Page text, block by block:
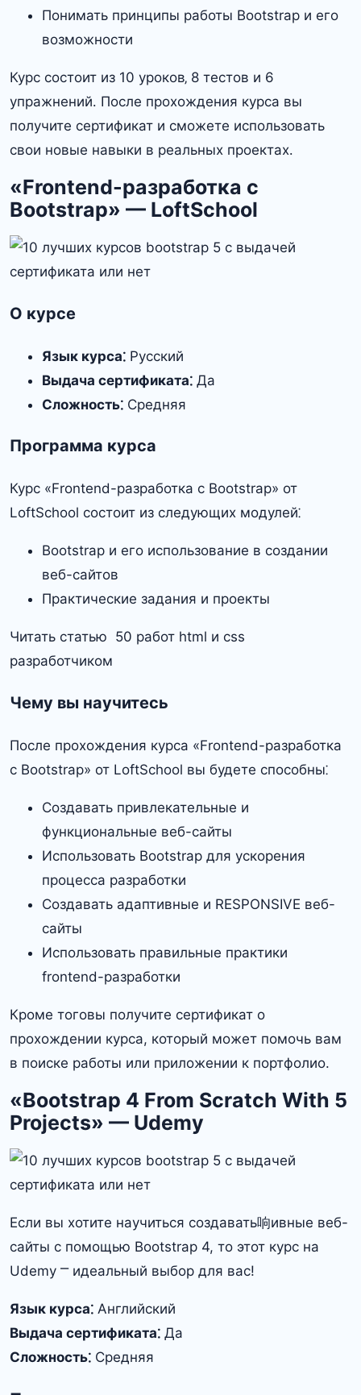
Понимать принципы работы Bootstrap и его
возможности
Курс состоит из 10 уроков‚ 8 тестов и 6
упражнений․ После прохождения курса вы
получите сертификат и сможете использовать
свои новые навыки в реальных проектах․
«Frontend-разработка с
Bootstrap» — LoftSchool
О курсе
Язык курса⁚ Русский
Выдача сертификата⁚ Да
Сложность⁚ Средняя
Программа курса
Курс «Frontend-разработка с Bootstrap» от
LoftSchool состоит из следующих модулей⁚
Bootstrap и его использование в создании
веб-сайтов
Практические задания и проекты
Читать статью 50 работ html и css
разработчиком
Чему вы научитесь
После прохождения курса «Frontend-разработка
с Bootstrap» от LoftSchool вы будете способны⁚
Создавать привлекательные и
функциональные веб-сайты
Использовать Bootstrap для ускорения
процесса разработки
Создавать адаптивные и RESPONSIVE веб-
сайты
Использовать правильные практики
frontend-разработки
Кроме тоговы получите сертификат о
прохождении курса, который может помочь вам
в поиске работы или приложении к портфолио.
«Bootstrap 4 From Scratch With 5
Projects» — Udemy
Если вы хотите научиться создавать响ивные веб-
сайты с помощью Bootstrap 4, то этот курс на
Udemy ⎻ идеальный выбор для вас!
Язык курса⁚ Английский
Выдача сертификата⁚ Да
Сложность⁚ Средняя